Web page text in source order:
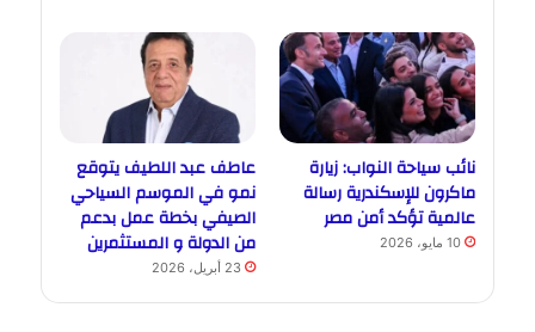
نائب سياحة النواب: زيارة
ماكرون للإسكندرية رسالة
عالمية تؤكد أمن مصر
10 مايو، 2026
عاطف عبد اللطيف يتوقع
نمو في الموسم السياحي
الصيفي بخطة عمل بدعم
من الدولة و المستثمرين
23 أبريل، 2026